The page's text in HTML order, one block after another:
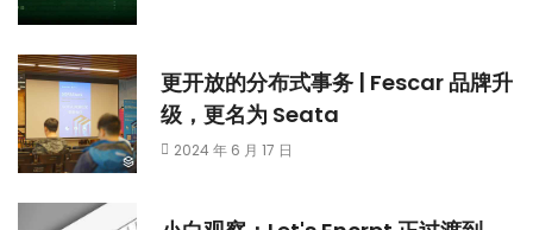
更开放的分布式事务 | Fescar 品牌升
级，更名为 Seata
2024 年 6 月 17 日